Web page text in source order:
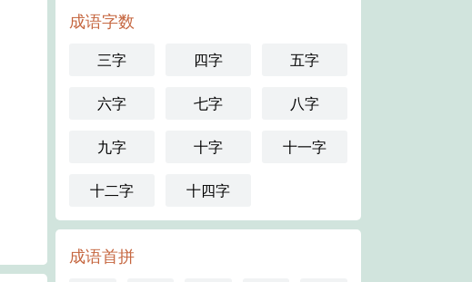
成语字数
三字 四字 五字
六字 七字 八字
九字 十字 十一字
十二字 十四字
成语首拼